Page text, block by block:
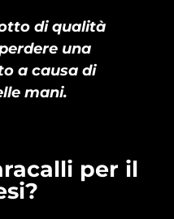
di qualità
una
a causa di
mani.
per il